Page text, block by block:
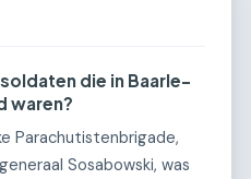
die in Baarle-
waren?
Parachutistenbrigade,
Sosabowski, was